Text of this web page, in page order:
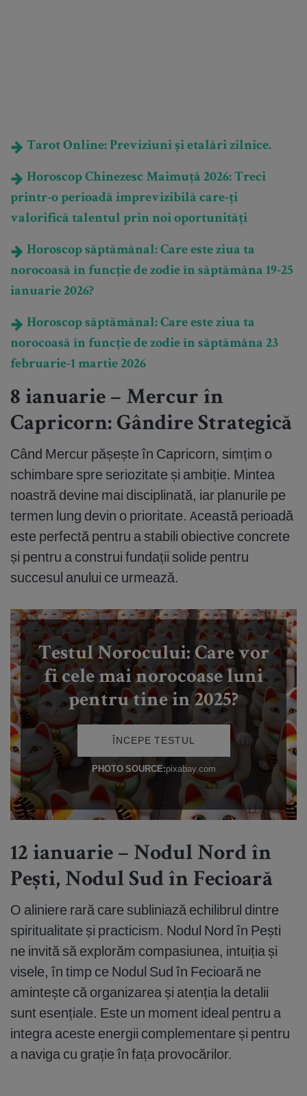
Tarot Online: Previziuni și etalări zilnice.
Horoscop Chinezesc Maimuță 2026: Treci
printr-o perioadă imprevizibilă care-ți
valorifică talentul prin noi oportunități
Horoscop săptămânal: Care este ziua ta
norocoasă în funcție de zodie în săptămâna 19-25
ianuarie 2026?
Horoscop săptămânal: Care este ziua ta
norocoasă în funcție de zodie în săptămâna 23
februarie-1 martie 2026
8 ianuarie – Mercur în
Capricorn: Gândire Strategică
Când Mercur pășește în Capricorn, simțim o
schimbare spre seriozitate și ambiție. Mintea
noastră devine mai disciplinată, iar planurile pe
termen lung devin o prioritate. Această perioadă
este perfectă pentru a stabili obiective concrete
și pentru a construi fundații solide pentru
succesul anului ce urmează.
12 ianuarie – Nodul Nord în
Pești, Nodul Sud în Fecioară
O aliniere rară care subliniază echilibrul dintre
spiritualitate și practicism. Nodul Nord în Pești
ne invită să explorăm compasiunea, intuiția și
visele, în timp ce Nodul Sud în Fecioară ne
amintește că organizarea și atenția la detalii
sunt esențiale. Este un moment ideal pentru a
integra aceste energii complementare și pentru
a naviga cu grație în fața provocărilor.